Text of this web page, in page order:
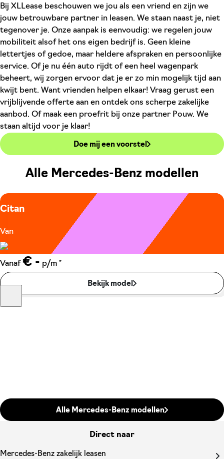
Bij XLLease beschouwen we jou als een vriend en zijn we
jouw betrouwbare partner in leasen. We staan naast je, niet
tegenover je. Onze aanpak is eenvoudig: we regelen jouw
mobiliteit alsof het ons eigen bedrijf is. Geen kleine
lettertjes of gedoe, maar heldere afspraken en persoonlijke
service. Of je nu één auto rijdt of een heel wagenpark
beheert, wij zorgen ervoor dat je er zo min mogelijk tijd aan
kwijt bent. Want vrienden helpen elkaar! Vraag gerust een
vrijblijvende offerte aan en ontdek ons scherpe zakelijke
aanbod. Of maak een proefrit bij onze partner Pouw. We
staan altijd voor je klaar!
Doe mij een voorstel
Alle Mercedes-Benz modellen
Citan
Van
Vanaf € - p/m *
Bekijk model
Alle Mercedes-Benz modellen
Direct naar
Mercedes-Benz zakelijk leasen